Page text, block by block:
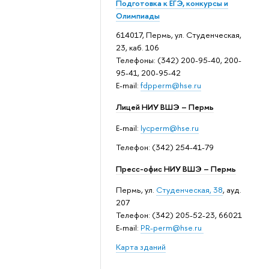
Подготовка к ЕГЭ, конкурсы и
Олимпиады
614017, Пермь, ул. Студенческая,
23, каб. 106
Телефоны: (342) 200-95-40, 200-
95-41, 200-95-42
E-mail: fdpperm@hse.ru
Лицей НИУ ВШЭ – Пермь
E-mail: lycperm@hse.ru
Телефон: (342) 254-41-79
Пресс-офис НИУ ВШЭ – Пермь
Пермь, ул. Студенческая, 38, ауд.
207
Телефон: (342) 205-52-23, 66021
E-mail: PR-perm@hse.ru
Карта зданий